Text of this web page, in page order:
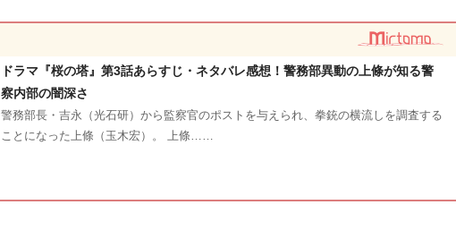
ドラマ『桜の塔』第3話あらすじ・ネタバレ感想！警務部異動の上條が知る警
察内部の闇深さ
警務部長・吉永（光石研）から監察官のポストを与えられ、拳銃の横流しを調査する
ことになった上條（玉木宏）。 上條……